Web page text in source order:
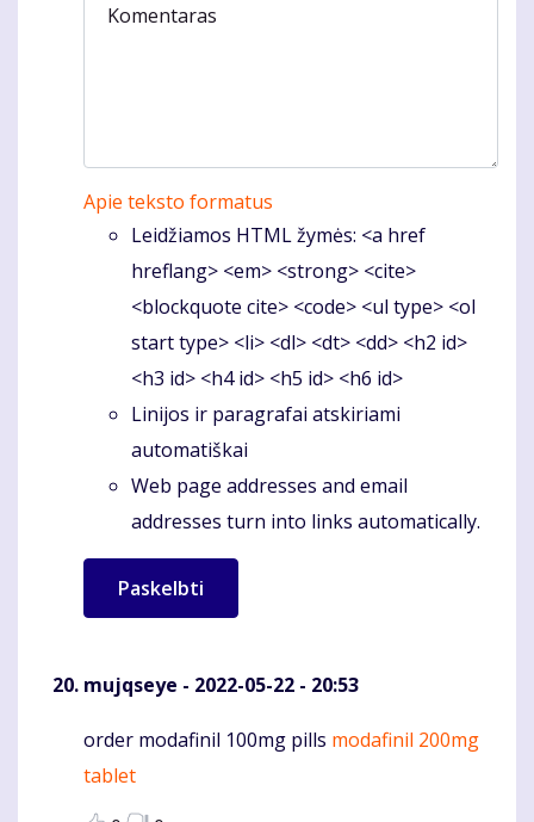
Komentaras
Apie teksto formatus
Leidžiamos HTML žymės: <a href
hreflang> <em> <strong> <cite>
<blockquote cite> <code> <ul type> <ol
start type> <li> <dl> <dt> <dd> <h2 id>
<h3 id> <h4 id> <h5 id> <h6 id>
Linijos ir paragrafai atskiriami
automatiškai
Web page addresses and email
addresses turn into links automatically.
mujqseye - 2022-05-22 - 20:53
Komentaras
order modafinil 100mg pills modafinil 200mg
tablet